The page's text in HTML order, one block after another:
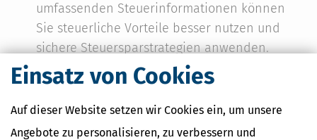
Einsatz von Cookies
Auf dieser Website setzen wir Cookies ein, um unsere
Angebote zu personalisieren, zu verbessern und
umfassenden Steuerinformationen können
Sie steuerliche Vorteile besser nutzen und
sichere Steuersparstrategien anwenden.
Dies führt zu einer Optimierung ihrer
Steuerlast und somit zu finanziellen
Einsparungen.